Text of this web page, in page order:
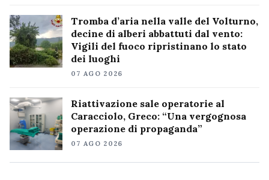
Tromba d’aria nella valle del Volturno,
decine di alberi abbattuti dal vento:
Vigili del fuoco ripristinano lo stato
dei luoghi
07 AGO 2026
Riattivazione sale operatorie al
Caracciolo, Greco: “Una vergognosa
operazione di propaganda”
07 AGO 2026